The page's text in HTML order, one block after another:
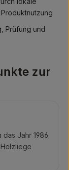
Prüfung und
zur
das Jahr 1986